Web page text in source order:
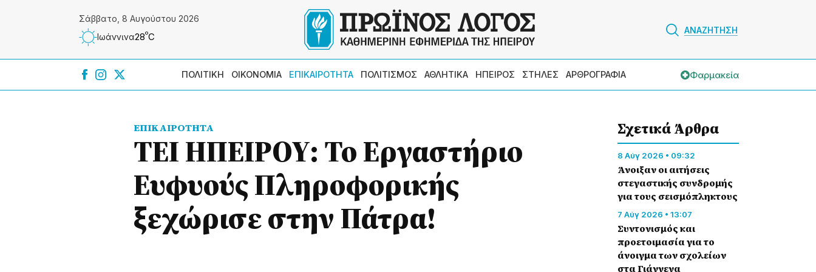
Σάββατο, 8 Αυγούστου 2026
Ιωάννɩνα28ºC
ΑΝΑΖΗΤΗΣΗ
ΠΟΛΙΤΙΚΗ ΟΙΚΟΝΟΜΙΑ ΕΠΙΚΑΙΡΟΤΗΤΑ ΠΟΛΙΤΙΣΜΟΣ ΑΘΛΗΤΙΚΑ ΗΠΕΙΡΟΣ ΣΤΗΛΕΣ ΑΡΘΡΟΓΡΑΦΙΑ Φαρμακεία
ΕΠΙΚΑΙΡΟΤΗΤΑ
ΤΕΙ ΗΠΕΙΡΟΥ: Το Εργαστήριο
Ευφυούς Πληροφορικής
ξεχώρισε στην Πάτρα!
Σχετικά Άρθρα
8 Αύγ 2026 • 09:32
Άνοιξαν οι αιτήσεις
στεγαστικής συνδρομής
για τους σεισμόπληκτους
7 Αύγ 2026 • 13:07
Συντονισμός και
προετοιμασία για το
άνοιγμα των σχολείων
στα Γιάννενα